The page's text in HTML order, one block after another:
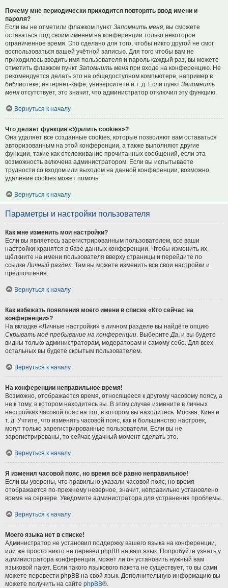
Почему мне периодически приходится повторять ввод имени и
пароля?
Если вы не отметили флажком пункт Запомнить меня , вы сможете
оставаться под своим именем на конференции только некоторое
ограниченное время. Это сделано для того, чтобы никто другой не смог
воспользоваться вашей учётной записью. Для того чтобы вам не
приходилось вводить имя пользователя и пароль каждый раз, вы можете
отметить флажком пункт Запомнить меня при входе на конференцию. Не
рекомендуется делать это на общедоступном компьютере, например в
библиотеке, интернет-кафе, университете и т. д. Если пункт Запомнить
меня отсутствует, это значит, что администратор отключил эту функцию.
Вернуться к началу
Что делает функция «Удалить cookies»?
Она удаляет все созданные cookies, которые позволяют вам оставаться
авторизованным на этой конференции, а также выполняют другие
функции, такие как отслеживание прочитанных сообщений, если эта
возможность включена администратором. Если вы испытываете
трудности со входом или выходом на данной конференции, возможно,
удаление cookies может помочь.
Вернуться к началу
Параметры и настройки пользователя
Как мне изменить мои настройки?
Если вы являетесь зарегистрированным пользователем, все ваши
настройки хранятся в базе данных конференции. Чтобы изменить их,
щёлкните на имени пользователя вверху страницы и перейдите по
ссылке Личный раздел . Там вы можете изменить все свои настройки и
предпочтения.
Вернуться к началу
Как избежать появления моего имени в списке «Кто сейчас на
конференции»?
На вкладке «Личные настройки» в личном разделе вы найдёте опцию
Скрывать моё пребывание на конференции . Выберите Да , и вы будете
видны только администраторам, модераторам и самому себе. Для всех
остальных вы будете скрытым пользователем.
Вернуться к началу
На конференции неправильное время!
Возможно, отображается время, относящееся к другому часовому поясу, а
не к тому, в котором находитесь вы. В этом случае измените в личных
настройках часовой пояс на тот, в котором вы находитесь: Москва, Киев и
т. д. Учтите, что изменять часовой пояс, как и большинство настроек,
могут только зарегистрированные пользователи. Если вы не
зарегистрированы, то сейчас удачный момент сделать это.
Вернуться к началу
Я изменил часовой пояс, но время всё равно неправильное!
Если вы уверены, что правильно указали часовой пояс, но время
отображается по-прежнему неверное, значит, неправильно установлено
время на сервере. Уведомите администратора для устранения проблемы.
Вернуться к началу
Моего языка нет в списке!
Администратор не установил поддержку вашего языка на конференции,
или же просто никто не перевёл phpBB на ваш язык. Попробуйте узнать у
администратора конференции, может ли он установить нужный вам
языковой пакет. Если такого языкового пакета не существует, то вы сами
можете перевести phpBB на свой язык. Дополнительную информацию вы
можете получить на сайте phpBB®.